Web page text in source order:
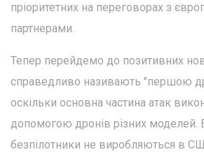
пріоритетних на переговорах з
партнерами.
Тепер перейдемо до позитивних
справедливо називають "першою
оскільки основна частина атак
допомогою дронів різних моделей.
безпілотники не виробляються в